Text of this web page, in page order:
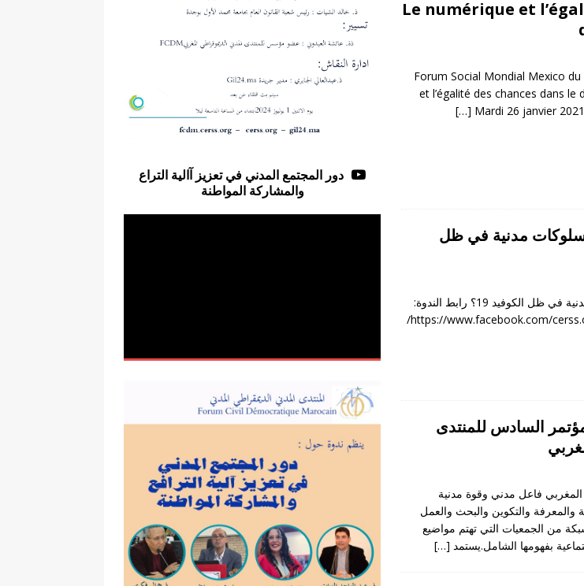
Le numérique et
Forum Social Mondial Mexico du
et l’égalité des chances dans le
Mardi 26 janvier
[…]
سلوكات مدنية في ظل
المخاطر واللا يقين: أي سلوكات مدنية في ظل الكوفيد 19؟ رابط الندوة:
https://www.facebook.com/
السادس للمنتدى
المغربي فاعل مدني وقوة مدنية
والمعرفة والتكوين والبحث والعمل
من الجمعيات التي تهتم مواضيع
بفهومها الشامل.يستمد […]
دور المجتمع المدني في تعزيز آالية التراع
والمشاركة المواطنة